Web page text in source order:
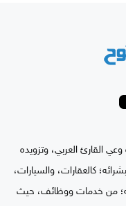
القارئ العربي، وتزويده
كالعقارات، والسيارات،
عنه؛ من خدمات ووظائف، حيث